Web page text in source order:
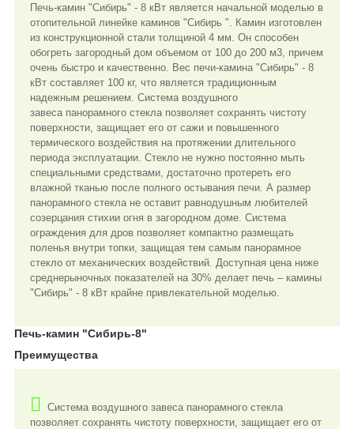
Печь-камин "Сибирь-8"
Печь-камин "Сибирь" - 8 кВт является начальной моделью в
отопительной линейке каминов "Сибирь ". Камин изготовлен
из конструкционной стали толщиной 4 мм. Он способен
обогреть загородный дом объемом от 100 до 200 м3, причем
очень быстро и качественно. Вес печи-камина "Сибирь" - 8
кВт составляет 100 кг, что является традиционным
надежным решением. Система воздушного
завеса панорамного стекла позволяет сохранять чистоту
поверхности, защищает его от сажи и повышенного
термического воздействия на протяжении длительного
периода эксплуатации. Стекло не нужно постоянно мыть
специальными средствами, достаточно протереть его
влажной тканью после полного остывания печи. А размер
панорамного стекла не оставит равнодушным любителей
созерцания стихии огня в загородном доме. Система
ограждения для дров позволяет компактно размещать
поленья внутри топки, защищая тем самым панорамное
стекло от механических воздействий. Доступная цена ниже
среднерыночных показателей на 30% делает печь – камины
"Сибирь" - 8 кВт крайне привлекательной моделью.
Преимущества
Система воздушного завеса панорамного стекла
позволяет сохранять чистоту поверхности, защищает его от